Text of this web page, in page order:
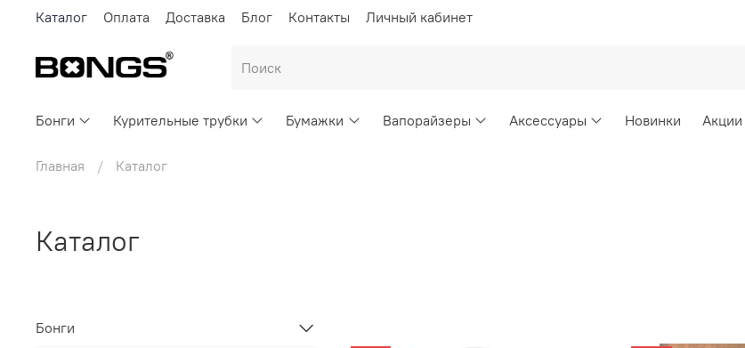
Каталог Оплата Доставка Блог Контакты Личный кабинет
Бонги Курительные трубки Бумажки Вапорайзеры Аксессуары Новинки Акции
Главная Каталог
Каталог
Бонги